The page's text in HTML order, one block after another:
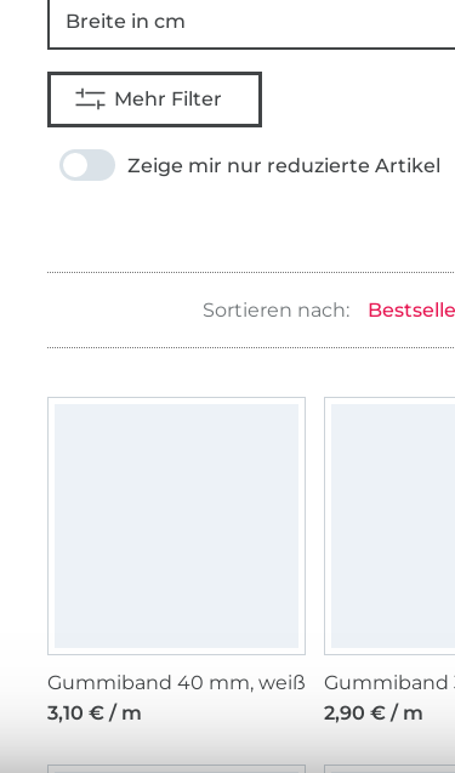
Breite in cm
Mehr Filter
Zeige mir nur reduzierte Artikel
Gummiband 40 mm, weiß
3,10 € / m
Gummiband
2,90 € / m